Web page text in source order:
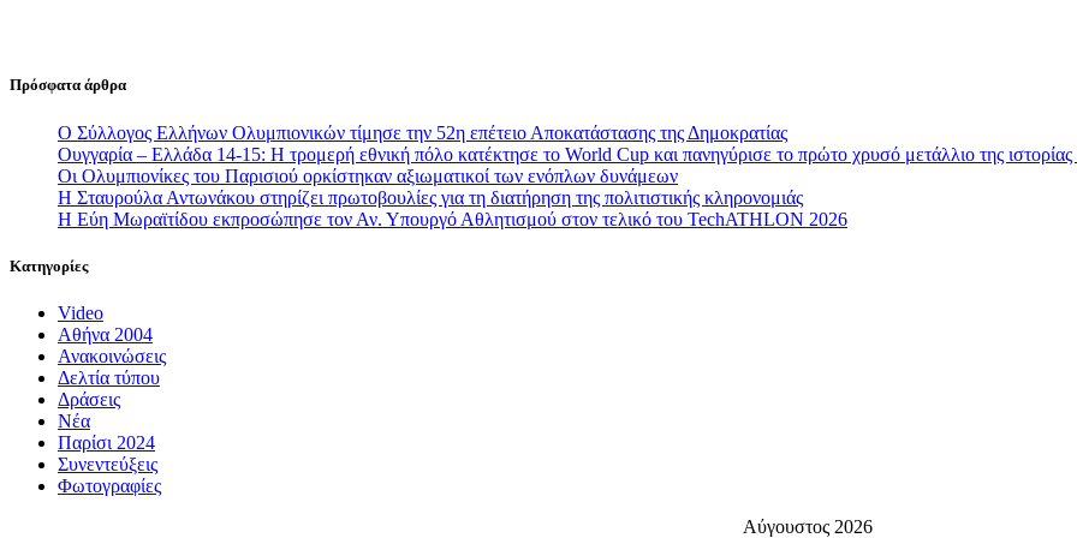
Πρόσφατα άρθρα
Ο Σύλλογος Ελλήνων Ολυμπιονικών τίμησε την 52η επέτειο Αποκατάστασης της Δημοκρατίας
Ουγγαρία – Ελλάδα 14-15: Η τρομερή εθνική πόλο κατέκτησε το World Cup και πανηγύρισε το πρώτο χρυσό μετάλλιο της ιστορίας
Οι Ολυμπιονίκες του Παρισιού ορκίστηκαν αξιωματικοί των ενόπλων δυνάμεων
Η Σταυρούλα Αντωνάκου στηρίζει πρωτοβουλίες για τη διατήρηση της πολιτιστικής κληρονομιάς
Η Εύη Μωραϊτίδου εκπροσώπησε τον Αν. Υπουργό Αθλητισμού στον τελικό του TechATHLON 2026
Κατηγορίες
Video
Αθήνα 2004
Ανακοινώσεις
Δελτία τύπου
Δράσεις
Νέα
Παρίσι 2024
Συνεντεύξεις
Φωτογραφίες
Αύγουστος 2026